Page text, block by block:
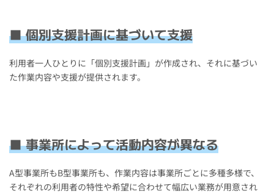
■ 個別支援計画に基づいて支援
利用者一人ひとりに「個別支援計画」が作成され、それに基づい
た作業内容や支援が提供されます。
■ 事業所によって活動内容が異なる
A型事業所もB型事業所も、作業内容は事業所ごとに多種多様で、
それぞれの利用者の特性や希望に合わせて幅広い業務が用意され